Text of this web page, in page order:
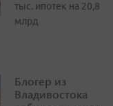
тыс. ипотек на 20,8
млрд
Блогер из
Владивостока